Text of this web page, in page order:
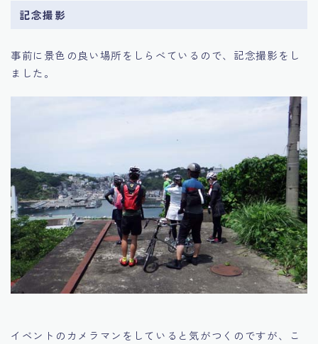
記念撮影
事前に景色の良い場所をしらべているので、記念撮影をし
ました。
イベントのカメラマンをしていると気がつくのですが、こ